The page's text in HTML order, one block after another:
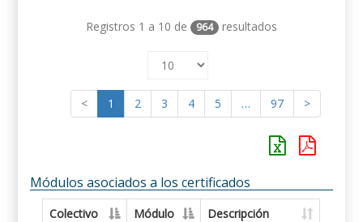
Registros 1 a 10 de 964 resultados
< 1 2 3 4 5 … 97 >
Módulos asociados a los certificados
Colectivo Módulo
Descripción